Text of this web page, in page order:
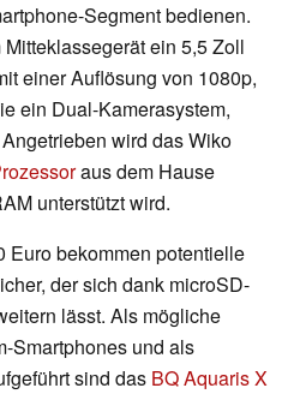
Segment bedienen.
ein 5,5 Zoll
einer Auflösung von 1080p,
ein Dual-Kamerasystem,
wird das Wiko
aus dem Hause
unterstützt wird.
Euro bekommen potentielle
der sich dank microSD-
lässt. Als mögliche
Smartphones und als
sind das BQ Aquaris X